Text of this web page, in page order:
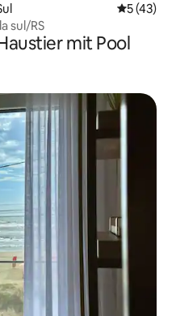
5 (43)
sul/RS
mit Pool